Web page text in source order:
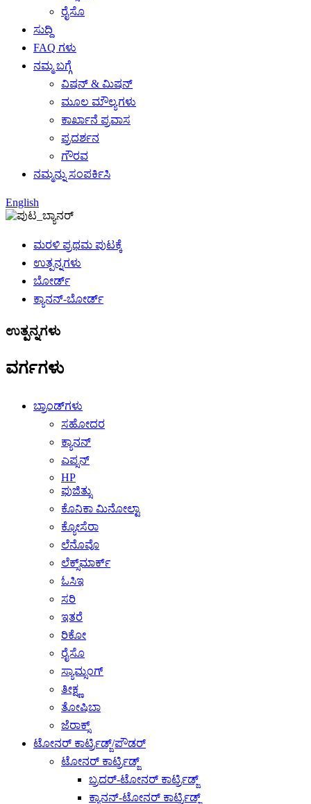
ರೈಸೊ
ಸುದ್ದಿ
FAQ ಗಳು
ನಮ್ಮ ಬಗ್ಗೆ
ವಿಷನ್ & ಮಿಷನ್
ಮೂಲ ಮೌಲ್ಯಗಳು
ಕಾರ್ಖಾನೆ ಪ್ರವಾಸ
ಪ್ರದರ್ಶನ
ಗೌರವ
ನಮ್ಮನ್ನು ಸಂಪರ್ಕಿಸಿ
English
ಮರಳಿ ಪ್ರಥಮ ಪುಟಕ್ಕೆ
ಉತ್ಪನ್ನಗಳು
ಬೋರ್ಡ್
ಕ್ಯಾನನ್-ಬೋರ್ಡ್
ಉತ್ಪನ್ನಗಳು
ವರ್ಗಗಳು
ಬ್ರಾಂಡ್‌ಗಳು
ಸಹೋದರ
ಕ್ಯಾನನ್
ಎಪ್ಸನ್
HP
ಫುಜಿತ್ಸು
ಕೊನಿಕಾ ಮಿನೋಲ್ಟಾ
ಕ್ಯೋಸೆರಾ
ಲೆನೊವೊ
ಲೆಕ್ಸ್‌ಮಾರ್ಕ್
ಓಸಿಇ
ಸರಿ
ಇತರೆ
ರಿಕೋ
ರೈಸೊ
ಸ್ಯಾಮ್ಸಂಗ್
ತೀಕ್ಷ್ಣ
ತೋಷಿಬಾ
ಜೆರಾಕ್ಸ್
ಟೋನರ್ ಕಾರ್ಟ್ರಿಡ್ಜ್/ಪೌಡರ್
ಟೋನರ್ ಕಾರ್ಟ್ರಿಡ್ಜ್
ಬ್ರದರ್-ಟೋನರ್ ಕಾರ್ಟ್ರಿಡ್ಜ್
ಕ್ಯಾನನ್-ಟೋನರ್ ಕಾರ್ಟ್ರಿಡ್ಜ್